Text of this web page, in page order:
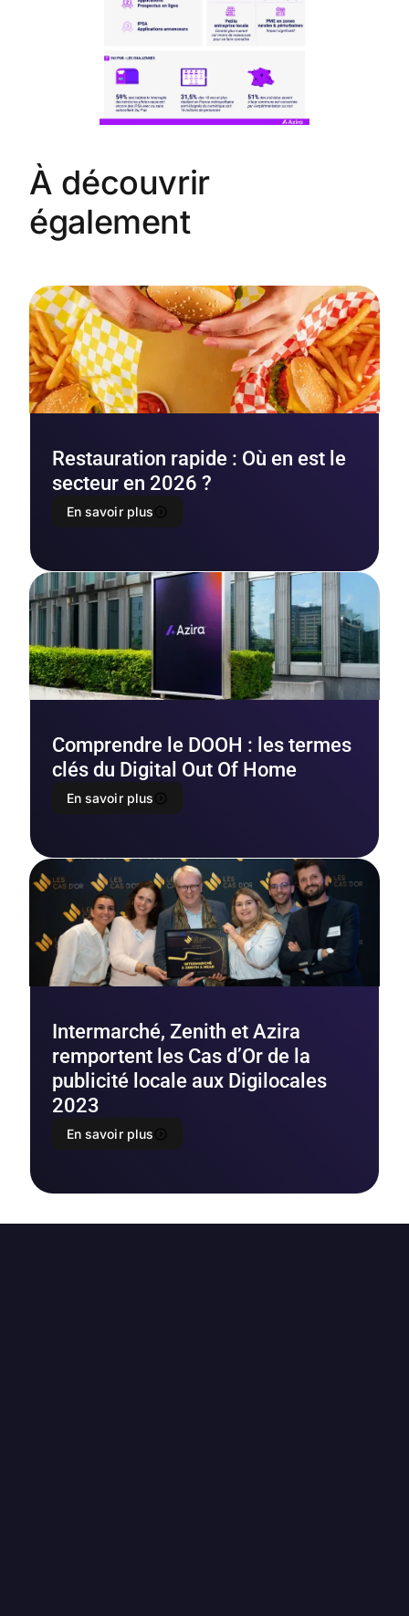
À découvrir
également
Restauration rapide : Où en est le
secteur en 2026 ?
En savoir plus
Comprendre le DOOH : les termes
clés du Digital Out Of Home
En savoir plus
Intermarché, Zenith et Azira
remportent les Cas d’Or de la
publicité locale aux Digilocales
2023
En savoir plus